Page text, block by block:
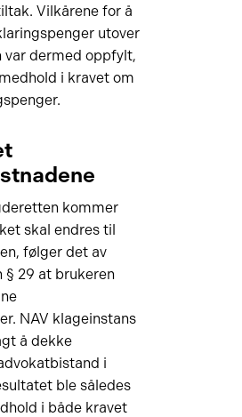
Vilkårene for å
utover
var dermed oppfylt,
i kravet om
kommer
skal endres til
følger det av
29 at brukeren
NAV klageinstans
å dekke
i
ble således
i både kravet